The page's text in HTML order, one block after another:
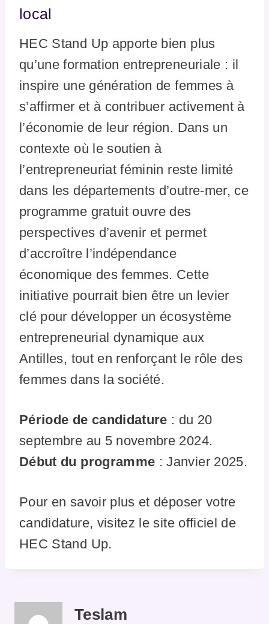
local
HEC Stand Up apporte bien plus
qu’une formation entrepreneuriale : il
inspire une génération de femmes à
s’affirmer et à contribuer activement à
l’économie de leur région. Dans un
contexte où le soutien à
l’entrepreneuriat féminin reste limité
dans les départements d’outre-mer, ce
programme gratuit ouvre des
perspectives d’avenir et permet
d’accroître l’indépendance
économique des femmes. Cette
initiative pourrait bien être un levier
clé pour développer un écosystème
entrepreneurial dynamique aux
Antilles, tout en renforçant le rôle des
femmes dans la société.
Période de candidature : du 20
septembre au 5 novembre 2024.
Début du programme : Janvier 2025.
Pour en savoir plus et déposer votre
candidature, visitez le site officiel de
HEC Stand Up.
Teslam